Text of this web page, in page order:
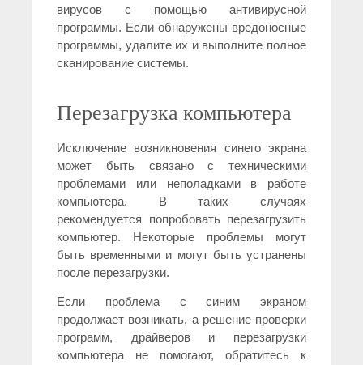
вирусов с помощью антивирусной
программы. Если обнаружены вредоносные
программы, удалите их и выполните полное
сканирование системы.
Перезагрузка компьютера
Исключение возникновения синего экрана
может быть связано с техническими
проблемами или неполадками в работе
компьютера. В таких случаях
рекомендуется попробовать перезагрузить
компьютер. Некоторые проблемы могут
быть временными и могут быть устранены
после перезагрузки.
Если проблема с синим экраном
продолжает возникать, а решение проверки
программ, драйверов и перезагрузки
компьютера не помогают, обратитесь к